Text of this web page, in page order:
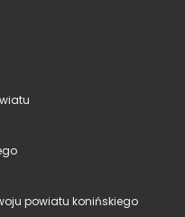
powiatu konińskiego